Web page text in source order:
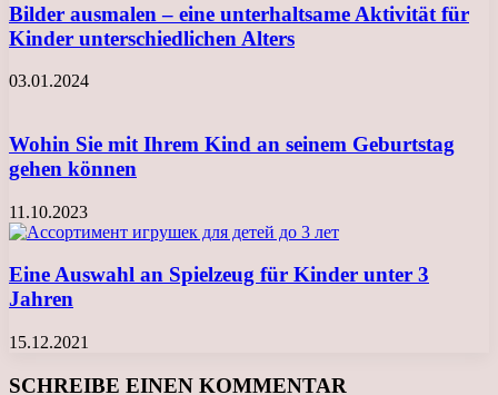
Bilder ausmalen – eine unterhaltsame Aktivität für
Kinder unterschiedlichen Alters
03.01.2024
Wohin Sie mit Ihrem Kind an seinem Geburtstag
gehen können
11.10.2023
Eine Auswahl an Spielzeug für Kinder unter 3
Jahren
15.12.2021
SCHREIBE EINEN KOMMENTAR